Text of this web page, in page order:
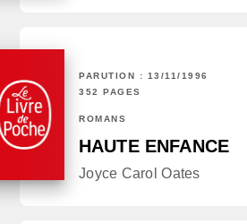
PARUTION : 13/11/1996
352 PAGES
ROMANS
HAUTE ENFANCE
Joyce Carol Oates